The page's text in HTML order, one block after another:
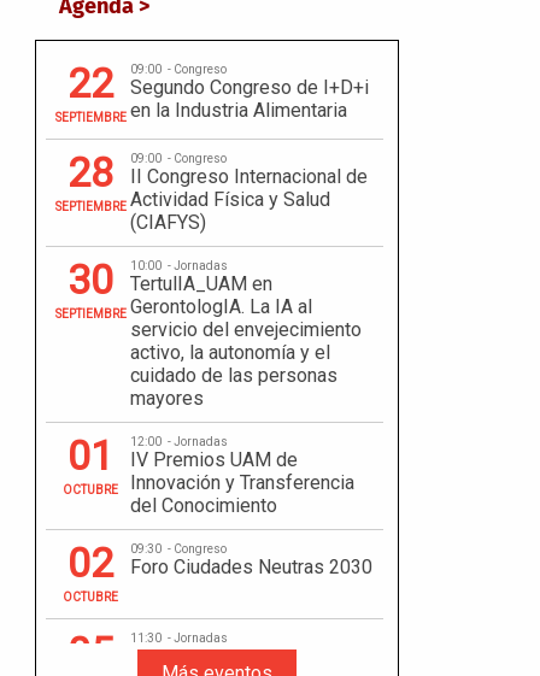
Agenda >